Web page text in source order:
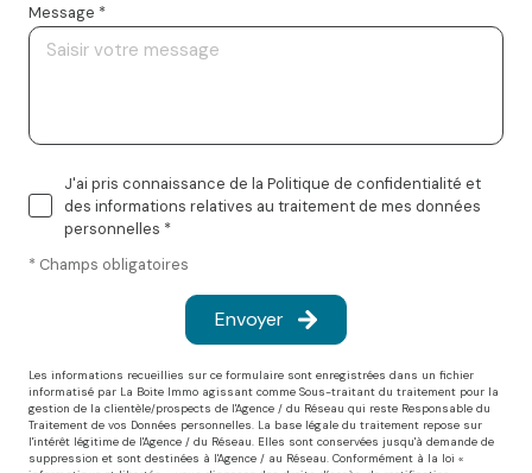
Message *
J'ai pris connaissance de la Politique de confidentialité et
des informations relatives au traitement de mes données
personnelles *
* Champs obligatoires
Envoyer
Les informations recueillies sur ce formulaire sont enregistrées dans un fichier
informatisé par La Boite Immo agissant comme Sous-traitant du traitement pour la
gestion de la clientèle/prospects de l'Agence / du Réseau qui reste Responsable du
Traitement de vos Données personnelles. La base légale du traitement repose sur
l'intérêt légitime de l'Agence / du Réseau. Elles sont conservées jusqu'à demande de
suppression et sont destinées à l'Agence / au Réseau. Conformément à la loi «